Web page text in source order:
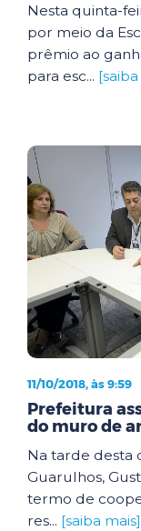
Nesta quinta-
por meio da
prêmio ao
para esc...
11/10/2018, às 9:59
Prefeitura
do muro de
Na tarde desta
Guarulhos,
termo de
res... [saiba mais]